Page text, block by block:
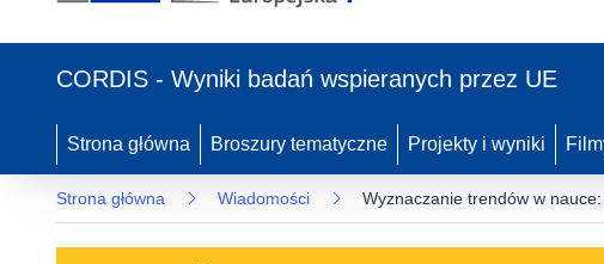
się
nowym
oknie)
CORDIS - Wyniki badań wspieranych przez UE
Strona główna Broszury tematyczne Projekty i wyniki
Strona główna Wiadomości Wyznaczanie trendów w